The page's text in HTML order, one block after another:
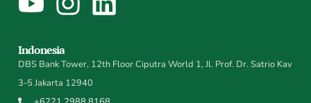
Indonesia
DBS Bank Tower, 12th Floor Ciputra World 1, Jl. Prof. Dr. Satrio Kav
3-5 Jakarta 12940